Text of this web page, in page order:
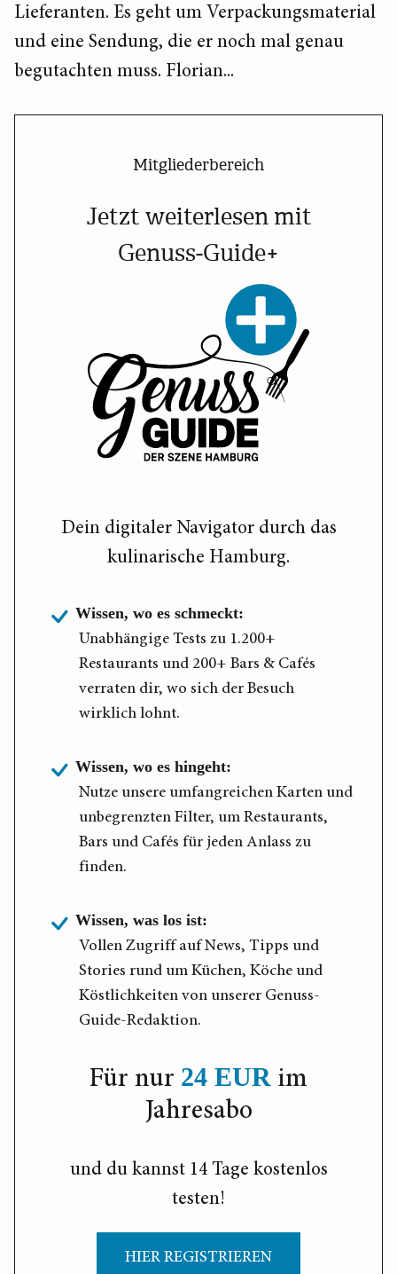
Lieferanten. Es geht um Verpackungsmaterial
und eine Sendung, die er noch mal genau
begutachten muss. Florian...
Mitgliederbereich
Jetzt weiterlesen mit
Genuss-Guide+
Dein digitaler Navigator durch das
kulinarische Hamburg.
Wissen, wo es schmeckt:
Unabhängige Tests zu 1.200+
Restaurants und 200+ Bars & Cafés
verraten dir, wo sich der Besuch
wirklich lohnt.
Wissen, wo es hingeht:
Nutze unsere umfangreichen Karten und
unbegrenzten Filter, um Restaurants,
Bars und Cafés für jeden Anlass zu
finden.
Wissen, was los ist:
Vollen Zugriff auf News, Tipps und
Stories rund um Küchen, Köche und
Köstlichkeiten von unserer Genuss-
Guide-Redaktion.
Für nur 24 EUR im
Jahresabo
und du kannst 14 Tage kostenlos
testen!
HIER REGISTRIEREN